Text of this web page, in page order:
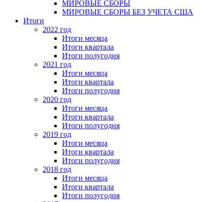
МИРОВЫЕ СБОРЫ
МИРОВЫЕ СБОРЫ БЕЗ УЧЕТА США
Итоги
2022 год
Итоги месяца
Итоги квартала
Итоги полугодия
2021 год
Итоги месяца
Итоги квартала
Итоги полугодия
2020 год
Итоги месяца
Итоги квартала
Итоги полугодия
2019 год
Итоги месяца
Итоги квартала
Итоги полугодия
2018 год
Итоги месяца
Итоги квартала
Итоги полугодия